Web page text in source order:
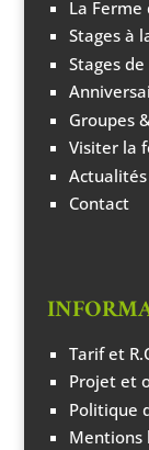
La Ferme
Stages à
Stages
Groupes
Visiter la
Actualités
Contact
Tarif et
Projet et
Politique
Mentions